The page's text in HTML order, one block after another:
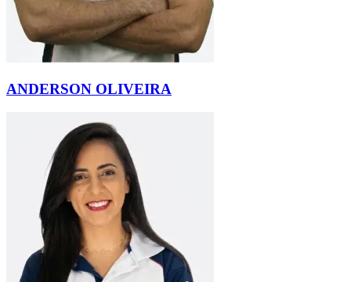
ANDERSON OLIVEIRA